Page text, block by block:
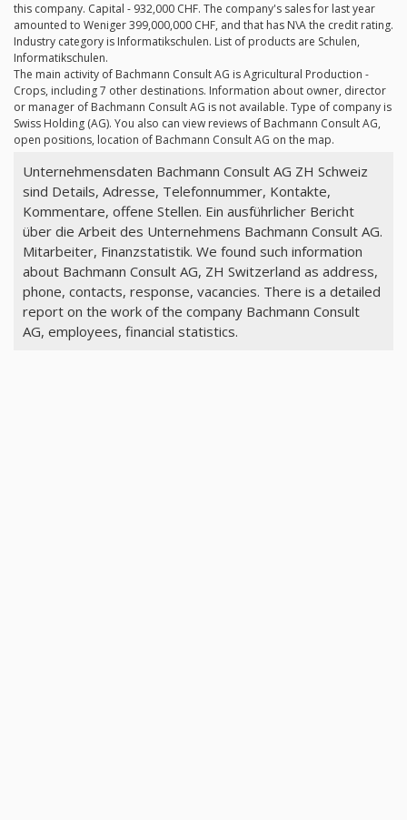
this company. Capital - 932,000 CHF. The company's sales for last year
amounted to Weniger 399,000,000 CHF, and that has N\A the credit rating.
Industry category is Informatikschulen. List of products are Schulen,
Informatikschulen.
The main activity of Bachmann Consult AG is Agricultural Production -
Crops, including 7 other destinations. Information about owner, director
or manager of Bachmann Consult AG is not available. Type of company is
Swiss Holding (AG). You also can view reviews of Bachmann Consult AG,
open positions, location of Bachmann Consult AG on the map.
Unternehmensdaten Bachmann Consult AG ZH Schweiz
sind Details, Adresse, Telefonnummer, Kontakte,
Kommentare, offene Stellen. Ein ausführlicher Bericht
über die Arbeit des Unternehmens Bachmann Consult AG.
Mitarbeiter, Finanzstatistik. We found such information
about Bachmann Consult AG, ZH Switzerland as address,
phone, contacts, response, vacancies. There is a detailed
report on the work of the company Bachmann Consult
AG, employees, financial statistics.